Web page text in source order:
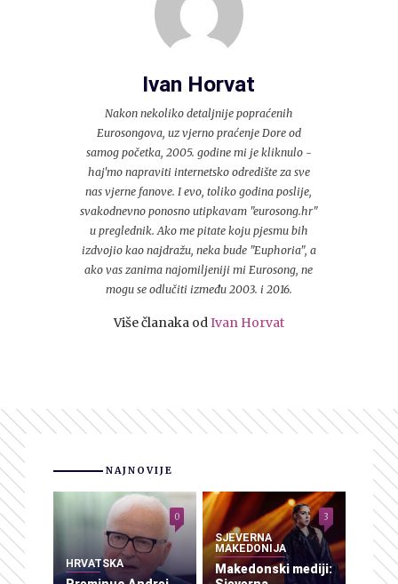
Ivan Horvat
Nakon nekoliko detaljnije popraćenih
Eurosongova, uz vjerno praćenje Dore od
samog početka, 2005. godine mi je kliknulo -
haj'mo napraviti internetsko odredište za sve
nas vjerne fanove. I evo, toliko godina poslije,
svakodnevno ponosno utipkavam "eurosong.hr"
u preglednik. Ako me pitate koju pjesmu bih
izdvojio kao najdražu, neka bude "Euphoria", a
ako vas zanima najomiljeniji mi Eurosong, ne
mogu se odlučiti između 2003. i 2016.
Više članaka od Ivan Horvat
NAJNOVIJE
HRVATSKA
0
SJEVERNA
MAKEDONIJA
Makedonski mediji:
3